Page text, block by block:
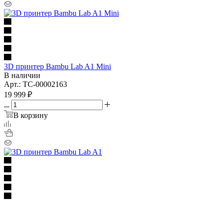
3D принтер Bambu Lab A1 Mini
В наличии
Арт.: TC-00002163
19 999 ₽
В корзину